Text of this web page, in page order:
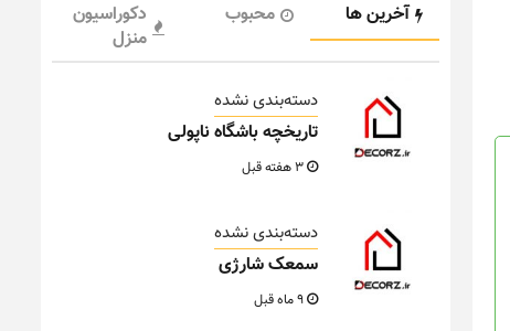
آخرین ها محبوب
دکوراسیون
منزل
دسته‌بندی نشده
تاریخچه باشگاه ناپولی
دسته‌بندی نشده
سمعک شارژی